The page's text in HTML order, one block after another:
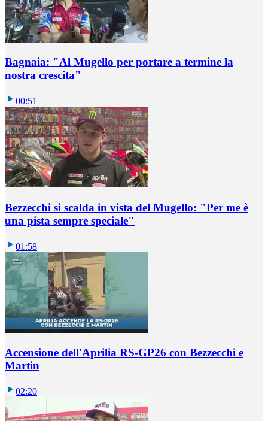
Bagnaia: "Al Mugello per portare a termine la
nostra crescita"
00:51
Bezzecchi si scalda in vista del Mugello: "Per me è
una pista sempre speciale"
01:58
Accensione dell'Aprilia RS-GP26 con Bezzecchi e
Martin
02:20